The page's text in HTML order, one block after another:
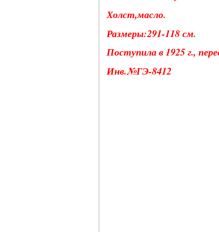
Холст,масло.
Размеры:291-118 см.
Поступила в 1925 г.,
Инв.№ГЭ-8412